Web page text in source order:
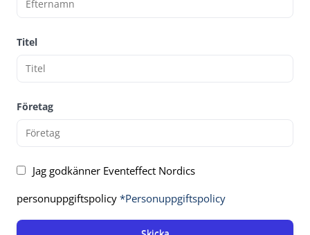
Titel
Företag
Jag godkänner Eventeffect Nordics
personuppgiftspolicy *Personuppgiftspolicy